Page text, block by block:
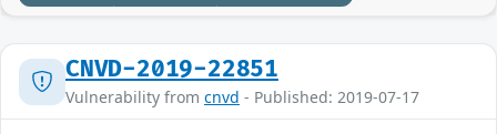
CNVD-2019-22851
Vulnerability from cnvd - Published: 2019-07-17